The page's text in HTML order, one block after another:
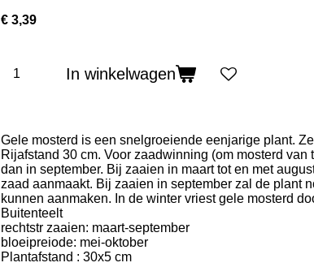
€ 3,39
In winkelwagen
Gele mosterd is een snelgroeiende eenjarige plant.
Rijafstand 30 cm. Voor zaadwinning (om mosterd
dan in september. Bij zaaien in maart tot en met
zaad aanmaakt. Bij zaaien in september zal de plant
kunnen aanmaken. In de winter vriest gele mosterd
Buitenteelt
rechtstr zaaien: maart-september
bloeipreiode: mei-oktober
Plantafstand : 30x5 cm